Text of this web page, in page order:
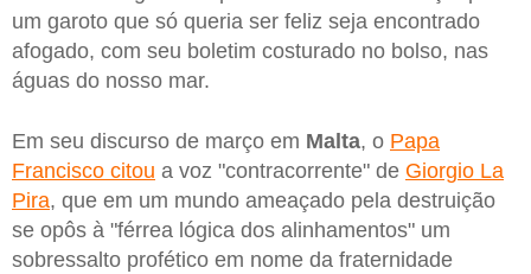
um garoto que só queria ser feliz seja encontrado
afogado, com seu boletim costurado no bolso, nas
águas do nosso mar.
Em seu discurso de março em Malta, o Papa
Francisco citou a voz "contracorrente" de Giorgio La
Pira, que em um mundo ameaçado pela destruição
se opôs à "férrea lógica dos alinhamentos" um
sobressalto profético em nome da fraternidade